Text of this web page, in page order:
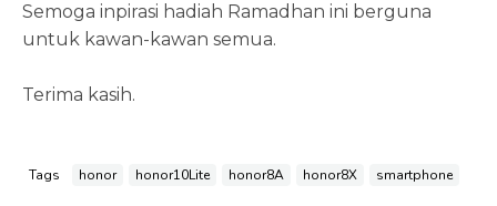
Semoga inpirasi hadiah Ramadhan ini berguna
untuk kawan-kawan semua.
Terima kasih.
Tags honor honor10Lite honor8A honor8X smartphone